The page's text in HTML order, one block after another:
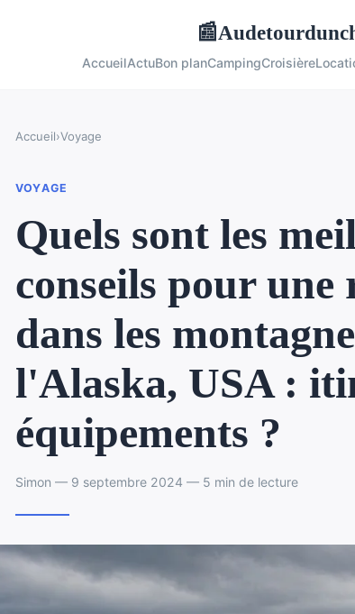
📰
AccueilActuBon planCampingCroisière
Accueil›Voyage
VOYAGE
Quels sont les
conseils pour une
dans les
l'Alaska, USA :
équipements ?
Simon — 9 septembre 2024 — 5 min de lecture